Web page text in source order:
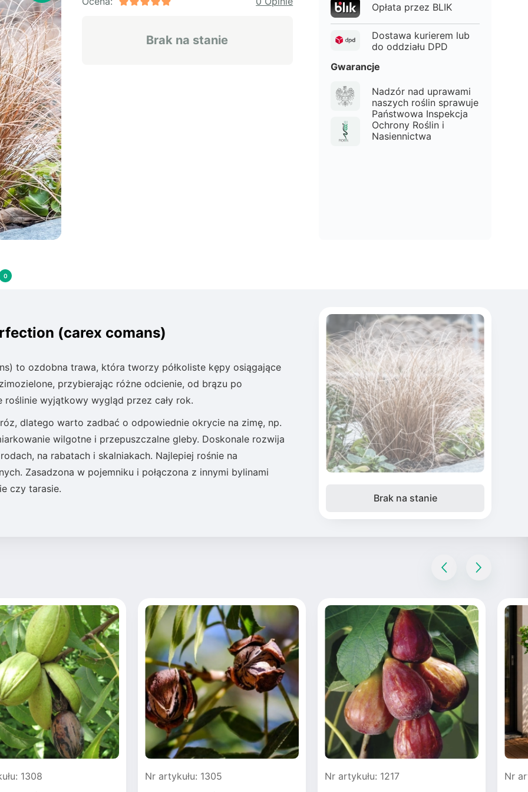
Brak na stanie
Opłata przez BLIK
Dostawa kurierem lub
do oddziału DPD
Gwarancje
Nadzór nad uprawami
naszych roślin sprawuje
Państwowa Inspekcja
Ochrony Roślin i
Nasiennictwa
0
(carex comans)
to ozdobna trawa, która tworzy półkoliste kępy osiągające
przybierając różne odcienie, od brązu po
wyjątkowy wygląd przez cały rok.
dlatego warto zadbać o odpowiednie okrycie na zimę, np.
wilgotne i przepuszczalne gleby. Doskonale rozwija
na rabatach i skalniakach. Najlepiej rośnie na
Zasadzona w pojemniku i połączona z innymi bylinami
czy tarasie.
Brak na stanie
1308
Nr artykułu: 1305
Nr artykułu: 1217
Nr